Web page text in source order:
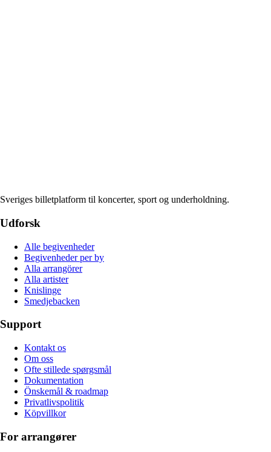
Sveriges billetplatform til koncerter, sport og underholdning.
Udforsk
Alle begivenheder
Begivenheder per by
Alla arrangörer
Alla artister
Knislinge
Smedjebacken
Support
Kontakt os
Om oss
Ofte stillede spørgsmål
Dokumentation
Önskemål & roadmap
Privatlivspolitik
Köpvillkor
For arrangører